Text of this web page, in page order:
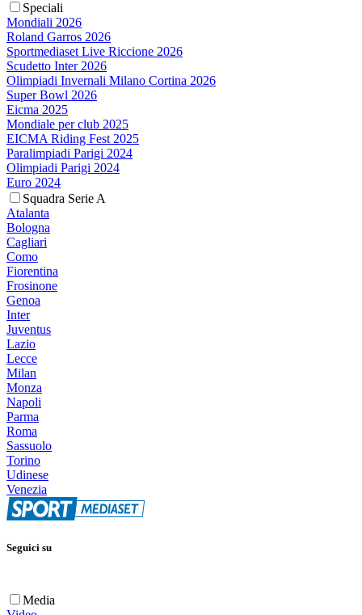
Speciali
Mondiali 2026
Roland Garros 2026
Sportmediaset Live Riccione 2026
Scudetto Inter 2026
Olimpiadi Invernali Milano Cortina 2026
Super Bowl 2026
Eicma 2025
Mondiale per club 2025
EICMA Riding Fest 2025
Paralimpiadi Parigi 2024
Olimpiadi Parigi 2024
Euro 2024
Squadra Serie A
Atalanta
Bologna
Cagliari
Como
Fiorentina
Frosinone
Genoa
Inter
Juventus
Lazio
Lecce
Milan
Monza
Napoli
Parma
Roma
Sassuolo
Torino
Udinese
Venezia
Seguici su
Media